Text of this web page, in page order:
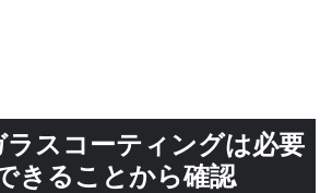
スコーティングは必要
きることから確認